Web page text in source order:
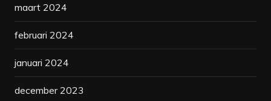
maart 2024
februari 2024
januari 2024
december 2023